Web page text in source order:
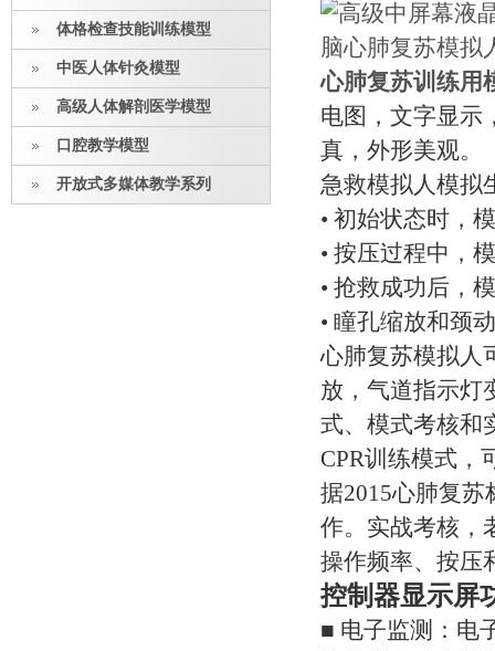
体格检查技能训练模型
中医人体针灸模型
高级人体解剖医学模型
口腔教学模型
开放式多媒体教学系列
心肺复苏训练用
电图，文字显示
真，外形美观。
急救模拟人模拟
• 初始状态时，
• 按压过程中，
• 抢救成功后，
• 瞳孔缩放和颈
心肺复苏模拟人
放，气道指示灯
式、模式考核和
CPR训练模式，
据2015心肺复苏
作。实战考核，
操作频率、按压
控制器显示屏
■ 电子监测：电